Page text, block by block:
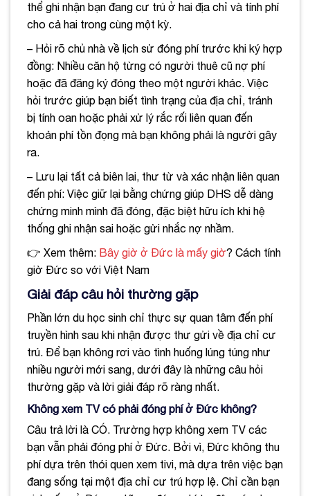
thể ghi nhận bạn đang cư trú ở hai địa chỉ và tính phí
cho cả hai trong cùng một kỳ.
– Hỏi rõ chủ nhà về lịch sử đóng phí trước khi ký hợp
đồng: Nhiều căn hộ từng có người thuê cũ nợ phí
hoặc đã đăng ký đóng theo một người khác. Việc
hỏi trước giúp bạn biết tình trạng của địa chỉ, tránh
bị tính oan hoặc phải xử lý rắc rối liên quan đến
khoản phí tồn đọng mà bạn không phải là người gây
ra.
– Lưu lại tất cả biên lai, thư từ và xác nhận liên quan
đến phí: Việc giữ lại bằng chứng giúp DHS dễ dàng
chứng minh mình đã đóng, đặc biệt hữu ích khi hệ
thống ghi nhận sai hoặc gửi nhắc nợ nhầm.
👉 Xem thêm: Bây giờ ở Đức là mấy giờ? Cách tính
giờ Đức so với Việt Nam
Giải đáp câu hỏi thường gặp
Phần lớn du học sinh chỉ thực sự quan tâm đến phí
truyền hình sau khi nhận được thư gửi về địa chỉ cư
trú. Để bạn không rơi vào tình huống lúng túng như
nhiều người mới sang, dưới đây là những câu hỏi
thường gặp và lời giải đáp rõ ràng nhất.
Không xem TV có phải đóng phí ở Đức không?
Câu trả lời là CÓ. Trường hợp không xem TV các
bạn vẫn phải đóng phí ở Đức. Bởi vì, Đức không thu
phí dựa trên thói quen xem tivi, mà dựa trên việc bạn
đang sống tại một địa chỉ cư trú hợp lệ. Chỉ cần bạn